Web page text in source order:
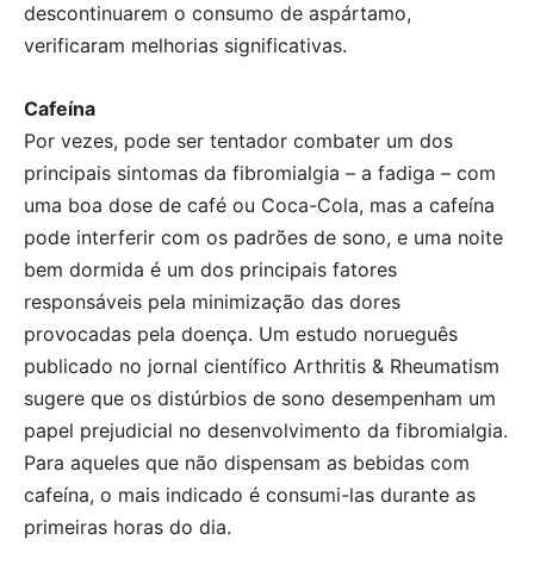
descontinuarem o consumo de aspártamo,
verificaram melhorias significativas.
Cafeína
Por vezes, pode ser tentador combater um dos
principais sintomas da fibromialgia – a fadiga – com
uma boa dose de café ou Coca-Cola, mas a cafeína
pode interferir com os padrões de sono, e uma noite
bem dormida é um dos principais fatores
responsáveis pela minimização das dores
provocadas pela doença. Um estudo norueguês
publicado no jornal científico Arthritis & Rheumatism
sugere que os distúrbios de sono desempenham um
papel prejudicial no desenvolvimento da fibromialgia.
Para aqueles que não dispensam as bebidas com
cafeína, o mais indicado é consumi-las durante as
primeiras horas do dia.